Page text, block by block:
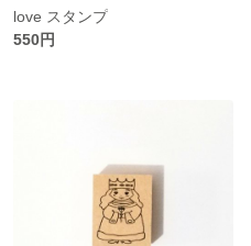
love スタンプ
550円